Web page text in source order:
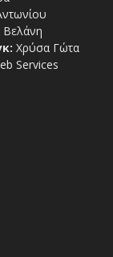
Βελάνη
Χρύσα Γώτα
Services